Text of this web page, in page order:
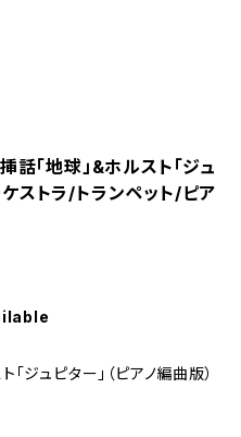
「地球」&ホルスト「ジュ
ケストラ/トランペット/ピア
ジュピター」（ピアノ編曲版）